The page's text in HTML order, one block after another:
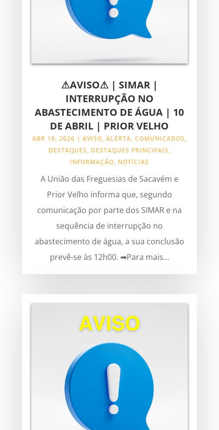
⚠AVISO⚠ | SIMAR |
INTERRUPÇÃO NO
ABASTECIMENTO DE ÁGUA | 10
DE ABRIL | PRIOR VELHO
ABR 10, 2026 | AVISO, ALERTA, COMUNICADOS,
DESTAQUES, DESTAQUES PRINCIPAIS,
INFORMAÇÃO, NOTÍCIAS
A União das Freguesias de Sacavém e
Prior Velho informa que, segundo
comunicação por parte dos SIMAR e na
sequência de interrupção no
abastecimento de água, a sua conclusão
prevê-se às 12h00. ➡Para mais...